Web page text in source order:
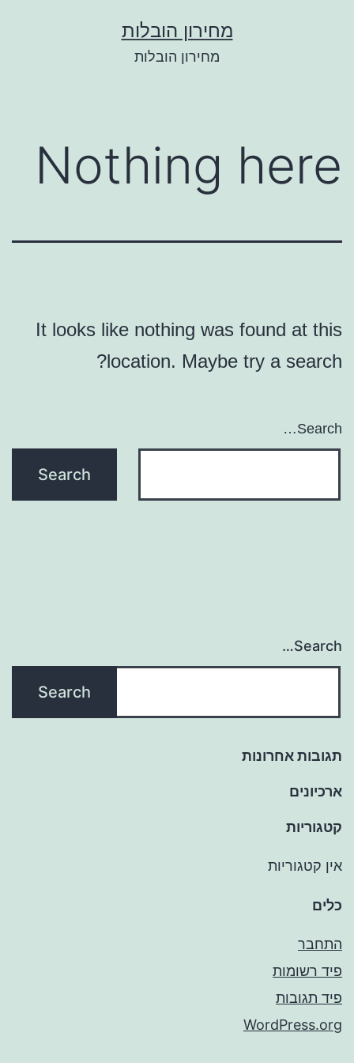
מחירון הובלות
מחירון הובלות
Nothing here
It looks like nothing was found at this
location. Maybe try a search?
Search…
Search…
תגובות אחרונות
ארכיונים
קטגוריות
אין קטגוריות
כלים
התחבר
פיד רשומות
פיד תגובות
WordPress.org